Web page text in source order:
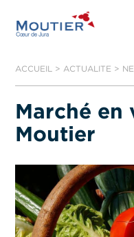
Moutier
ACCUEIL >ACTUALITE >
Marché en
Moutier